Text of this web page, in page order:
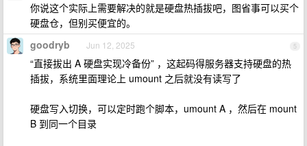
你说这个实际上需要解决的就是硬盘热插拔吧，图省事可以买个
硬盘仓，但别买便宜的。
5
goodryb Jun 12, 2025
“直接拔出 A 硬盘实现冷备份” ，这起码得服务器支持硬盘的热
插拔，系统里面理论上 umount 之后就没有读写了
硬盘写入切换，可以定时跑个脚本，umount A ，然后在 mount
B 到同一个目录